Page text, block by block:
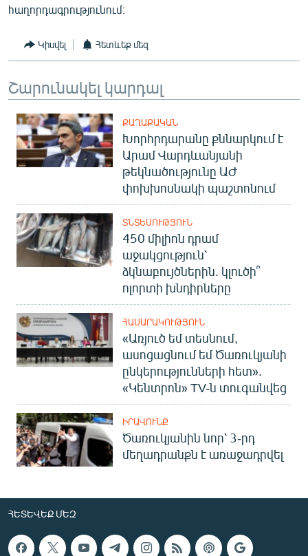
ՀԵՏԵՎԵՔ ՄԵԶ
հաղորդագրությունում։
Կիսվել Հետևեք մեզ
Շարունակել կարդալ
ՔԱՂԱՔԱԿԱՆ
Խորհրդարանը քննարկում է
Արամ Վարդևանյանի
թեկնածությունը ԱԺ
փոխխոսնակի պաշտոնում
ՏՆՏԵՍՈՒԹՅՈՒՆ
450 միլիոն դրամ
աջակցություն՝
ձկնաբույծներին. կլուծի՞
ոլորտի խնդիրները
ՀԱՍԱՐԱԿՈՒԹՅՈՒՆ
«Առյուծ եմ տեսնում,
ասոցացնում եմ Ծառուկյանի
ընկերությունների հետ».
«Կենտրոն» TV-ն տուգանվեց
ԻՐԱՎՈՒՆՔ
Ծառուկյանին նոր՝ 3-րդ
մեղադրանքն է առաջադրվել
ՀԵՏԵՎԵՔ ՄԵԶ